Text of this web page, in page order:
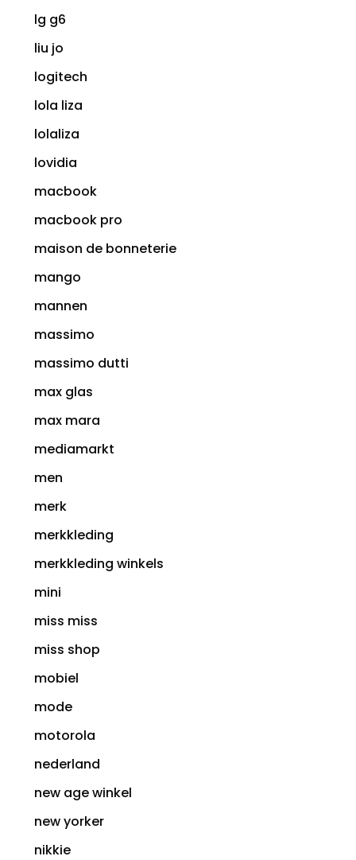
lg g6
liu jo
logitech
lola liza
lolaliza
lovidia
macbook
macbook pro
maison de bonneterie
mango
mannen
massimo
massimo dutti
max glas
max mara
mediamarkt
men
merk
merkkleding
merkkleding winkels
mini
miss miss
miss shop
mobiel
mode
motorola
nederland
new age winkel
new yorker
nikkie